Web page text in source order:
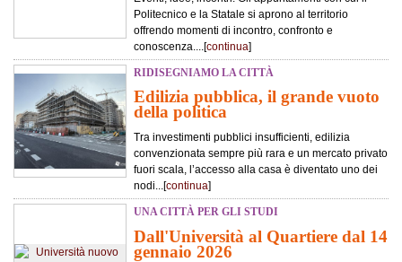
Politecnico e la Statale si aprono al territorio
offrendo momenti di incontro, confronto e
conoscenza....[continua]
RIDISEGNIAMO LA CITTÀ
Edilizia pubblica, il grande vuoto
della politica
Tra investimenti pubblici insufficienti, edilizia
convenzionata sempre più rara e un mercato privato
fuori scala, l’accesso alla casa è diventato uno dei
nodi...[continua]
UNA CITTÀ PER GLI STUDI
Dall'Università al Quartiere dal 14
gennaio 2026